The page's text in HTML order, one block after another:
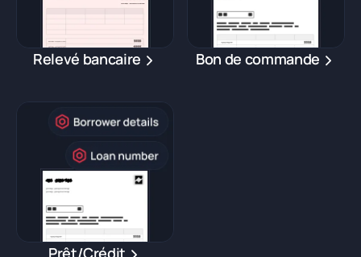
Relevé bancaire Bon de commande